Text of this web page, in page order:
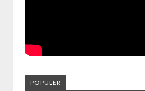
POPULER